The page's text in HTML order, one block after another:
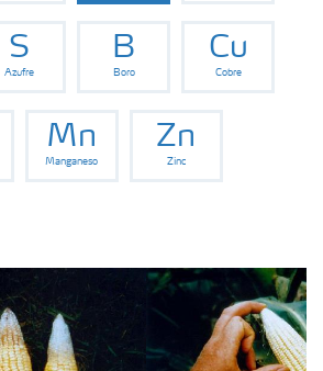
S
Azufre
B
Boro
Cu
Cobre
Mn
Manganeso
Zn
Zinc